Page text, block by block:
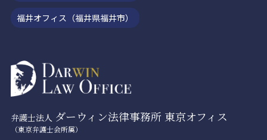
弁護士法人 ダーウィン法律事務所 東京オフィス
（東京弁護士会所属）
福井オフィス（福井県福井市）